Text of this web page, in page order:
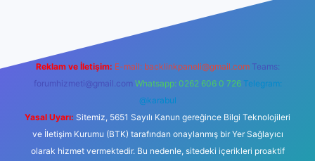
Reklam ve İletişim: E-mail: backlinkpaneli@gmail.com Teams:
forumhizmeti@gmail.com Whatsapp: 0262 606 0 726 Telegram:
@karabul
Yasal Uyarı: Sitemiz, 5651 Sayılı Kanun gereğince Bilgi Teknolojileri
ve İletişim Kurumu (BTK) tarafından onaylanmış bir Yer Sağlayıcı
olarak hizmet vermektedir. Bu nedenle, sitedeki içerikleri proaktif